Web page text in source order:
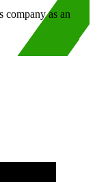
company as an